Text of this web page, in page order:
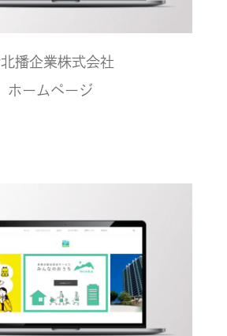
播企業株式会社
ホームページ